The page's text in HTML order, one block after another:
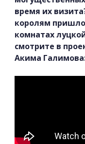
время их
королям
комнатах
смотрите в
Акима